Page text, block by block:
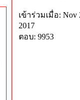
เข้าร่วมเมื่อ: Nov
2017
ตอบ: 9953